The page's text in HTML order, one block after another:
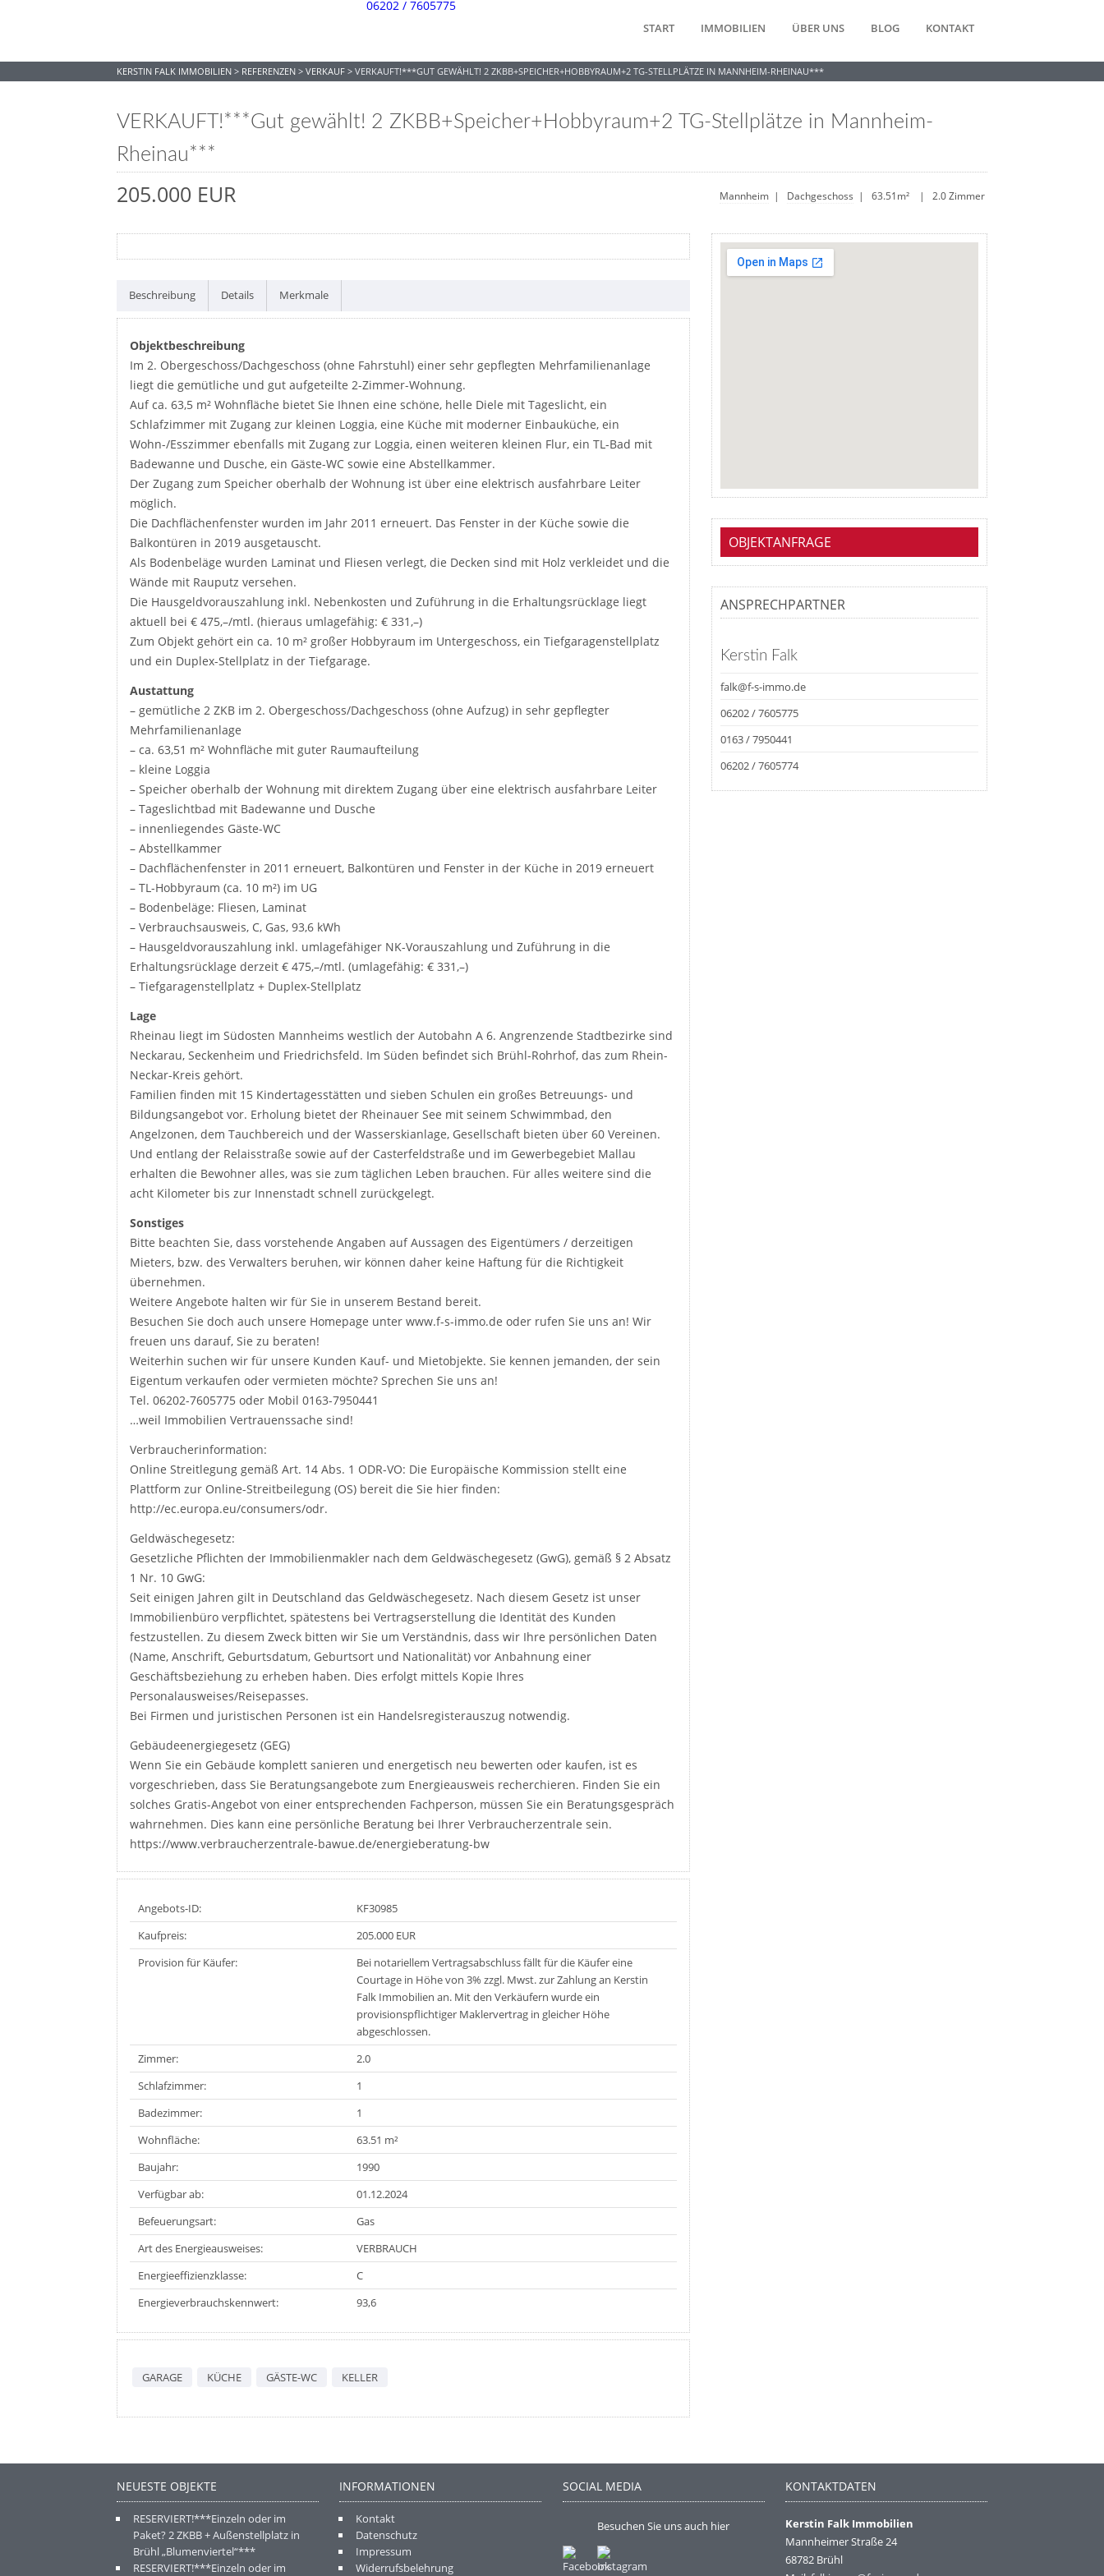
START IMMOBILIEN ÜBER UNS BLOG KONTAKT
06202 / 7605775
KERSTIN FALK IMMOBILIEN > REFERENZEN > VERKAUF > VERKAUFT!***GUT GEWÄHLT! 2 ZKBB+SPEICHER+HOBBYRAUM+2 TG-STELLPLÄTZE IN MANNHEIM-RHEINAU***
VERKAUFT!***Gut gewählt! 2 ZKBB+Speicher+Hobbyraum+2 TG-Stellplätze in Mannheim-
Rheinau***
205.000 EUR Mannheim | Dachgeschoss | 63.51m² | 2.0 Zimmer
Beschreibung Details Merkmale
Objektbeschreibung
Im 2. Obergeschoss/Dachgeschoss (ohne Fahrstuhl) einer sehr gepflegten Mehrfamilienanlage
liegt die gemütliche und gut aufgeteilte 2-Zimmer-Wohnung.
Auf ca. 63,5 m² Wohnfläche bietet Sie Ihnen eine schöne, helle Diele mit Tageslicht, ein
Schlafzimmer mit Zugang zur kleinen Loggia, eine Küche mit moderner Einbauküche, ein
Wohn-/Esszimmer ebenfalls mit Zugang zur Loggia, einen weiteren kleinen Flur, ein TL-Bad mit
Badewanne und Dusche, ein Gäste-WC sowie eine Abstellkammer.
Der Zugang zum Speicher oberhalb der Wohnung ist über eine elektrisch ausfahrbare Leiter
möglich.
Die Dachflächenfenster wurden im Jahr 2011 erneuert. Das Fenster in der Küche sowie die
Balkontüren in 2019 ausgetauscht.
Als Bodenbeläge wurden Laminat und Fliesen verlegt, die Decken sind mit Holz verkleidet und die
Wände mit Rauputz versehen.
Die Hausgeldvorauszahlung inkl. Nebenkosten und Zuführung in die Erhaltungsrücklage liegt
aktuell bei € 475,–/mtl. (hieraus umlagefähig: € 331,–)
Zum Objekt gehört ein ca. 10 m² großer Hobbyraum im Untergeschoss, ein Tiefgaragenstellplatz
und ein Duplex-Stellplatz in der Tiefgarage.
Austattung
– gemütliche 2 ZKB im 2. Obergeschoss/Dachgeschoss (ohne Aufzug) in sehr gepflegter
Mehrfamilienanlage
– ca. 63,51 m² Wohnfläche mit guter Raumaufteilung
– kleine Loggia
– Speicher oberhalb der Wohnung mit direktem Zugang über eine elektrisch ausfahrbare Leiter
– Tageslichtbad mit Badewanne und Dusche
– innenliegendes Gäste-WC
– Abstellkammer
– Dachflächenfenster in 2011 erneuert, Balkontüren und Fenster in der Küche in 2019 erneuert
– TL-Hobbyraum (ca. 10 m²) im UG
– Bodenbeläge: Fliesen, Laminat
– Verbrauchsausweis, C, Gas, 93,6 kWh
– Hausgeldvorauszahlung inkl. umlagefähiger NK-Vorauszahlung und Zuführung in die
Erhaltungsrücklage derzeit € 475,–/mtl. (umlagefähig: € 331,–)
– Tiefgaragenstellplatz + Duplex-Stellplatz
Lage
Rheinau liegt im Südosten Mannheims westlich der Autobahn A 6. Angrenzende Stadtbezirke sind
Neckarau, Seckenheim und Friedrichsfeld. Im Süden befindet sich Brühl-Rohrhof, das zum Rhein-
Neckar-Kreis gehört.
Familien finden mit 15 Kindertagesstätten und sieben Schulen ein großes Betreuungs- und
Bildungsangebot vor. Erholung bietet der Rheinauer See mit seinem Schwimmbad, den
Angelzonen, dem Tauchbereich und der Wasserskianlage, Gesellschaft bieten über 60 Vereinen.
Und entlang der Relaisstraße sowie auf der Casterfeldstraße und im Gewerbegebiet Mallau
erhalten die Bewohner alles, was sie zum täglichen Leben brauchen. Für alles weitere sind die
acht Kilometer bis zur Innenstadt schnell zurückgelegt.
Sonstiges
Bitte beachten Sie, dass vorstehende Angaben auf Aussagen des Eigentümers / derzeitigen
Mieters, bzw. des Verwalters beruhen, wir können daher keine Haftung für die Richtigkeit
übernehmen.
Weitere Angebote halten wir für Sie in unserem Bestand bereit.
Besuchen Sie doch auch unsere Homepage unter www.f-s-immo.de oder rufen Sie uns an! Wir
freuen uns darauf, Sie zu beraten!
Weiterhin suchen wir für unsere Kunden Kauf- und Mietobjekte. Sie kennen jemanden, der sein
Eigentum verkaufen oder vermieten möchte? Sprechen Sie uns an!
Tel. 06202-7605775 oder Mobil 0163-7950441
…weil Immobilien Vertrauenssache sind!
Verbraucherinformation:
Online Streitlegung gemäß Art. 14 Abs. 1 ODR-VO: Die Europäische Kommission stellt eine
Plattform zur Online-Streitbeilegung (OS) bereit die Sie hier finden:
http://ec.europa.eu/consumers/odr.
Geldwäschegesetz:
Gesetzliche Pflichten der Immobilienmakler nach dem Geldwäschegesetz (GwG), gemäß § 2 Absatz
1 Nr. 10 GwG:
Seit einigen Jahren gilt in Deutschland das Geldwäschegesetz. Nach diesem Gesetz ist unser
Immobilienbüro verpflichtet, spätestens bei Vertragserstellung die Identität des Kunden
festzustellen. Zu diesem Zweck bitten wir Sie um Verständnis, dass wir Ihre persönlichen Daten
(Name, Anschrift, Geburtsdatum, Geburtsort und Nationalität) vor Anbahnung einer
Geschäftsbeziehung zu erheben haben. Dies erfolgt mittels Kopie Ihres
Personalausweises/Reisepasses.
Bei Firmen und juristischen Personen ist ein Handelsregisterauszug notwendig.
Gebäudeenergiegesetz (GEG)
Wenn Sie ein Gebäude komplett sanieren und energetisch neu bewerten oder kaufen, ist es
vorgeschrieben, dass Sie Beratungsangebote zum Energieausweis recherchieren. Finden Sie ein
solches Gratis-Angebot von einer entsprechenden Fachperson, müssen Sie ein Beratungsgespräch
wahrnehmen. Dies kann eine persönliche Beratung bei Ihrer Verbraucherzentrale sein.
https://www.verbraucherzentrale-bawue.de/energieberatung-bw
Angebots-ID:
KF30985
Kaufpreis:
205.000 EUR
Provision für Käufer:
Bei notariellem Vertragsabschluss fällt für die Käufer eine
Courtage in Höhe von 3% zzgl. Mwst. zur Zahlung an Kerstin
Falk Immobilien an. Mit den Verkäufern wurde ein
provisionspflichtiger Maklervertrag in gleicher Höhe
abgeschlossen.
Zimmer:
2.0
Schlafzimmer:
1
Badezimmer:
1
Wohnfläche:
63.51 m²
Baujahr:
1990
Verfügbar ab:
01.12.2024
Befeuerungsart:
Gas
Art des Energieausweises:
VERBRAUCH
Energieeffizienzklasse:
C
Energieverbrauchskennwert:
93,6
GARAGE KÜCHE GÄSTE-WC KELLER
OBJEKTANFRAGE
ANSPRECHPARTNER
Kerstin Falk
falk@f-s-immo.de
06202 / 7605775
0163 / 7950441
06202 / 7605774
NEUESTE OBJEKTE
RESERVIERT!***Einzeln oder im
Paket? 2 ZKBB + Außenstellplatz in
Brühl „Blumenviertel“***
RESERVIERT!***Einzeln oder im
INFORMATIONEN
Kontakt
Datenschutz
Impressum
Widerrufsbelehrung
SOCIAL MEDIA
Besuchen Sie uns auch hier
KONTAKTDATEN
Kerstin Falk Immobilien
Mannheimer Straße 24
68782 Brühl